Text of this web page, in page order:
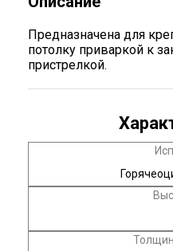
Предназначена для
потолку приваркой к
пристрелкой.